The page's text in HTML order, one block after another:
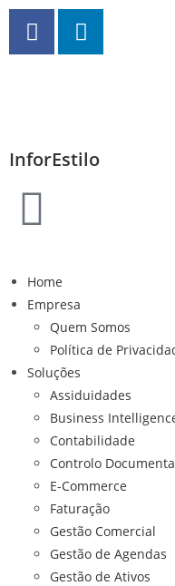
InforEstilo
Home
Empresa
Quem Somos
Política de
Soluções
Assiduidades
Business
Contabilidade
Controlo
E-Commerce
Faturação
Gestão Comercial
Gestão de Agendas
Gestão de Ativos